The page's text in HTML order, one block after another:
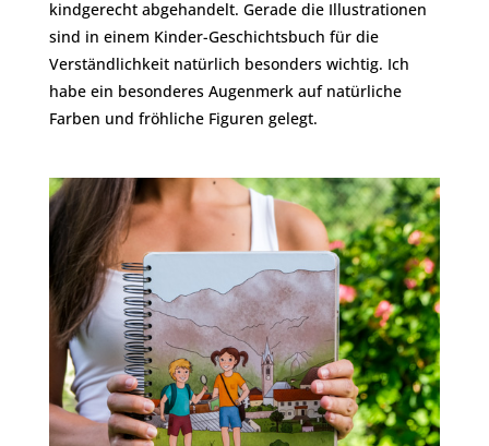
kindgerecht abgehandelt. Gerade die Illustrationen
sind in einem Kinder-Geschichtsbuch für die
Verständlichkeit natürlich besonders wichtig. Ich
habe ein besonderes Augenmerk auf natürliche
Farben und fröhliche Figuren gelegt.